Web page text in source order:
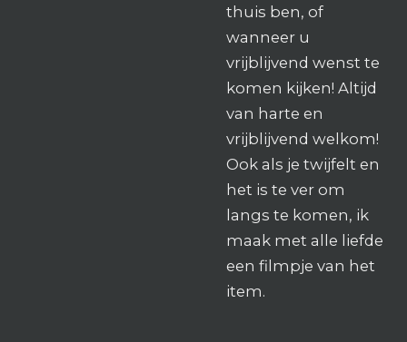
thuis ben, of
wanneer u
vrijblijvend wenst te
komen kijken! Altijd
van harte en
vrijblijvend welkom!
Ook als je twijfelt en
het is te ver om
langs te komen, ik
maak met alle liefde
een filmpje van het
item.